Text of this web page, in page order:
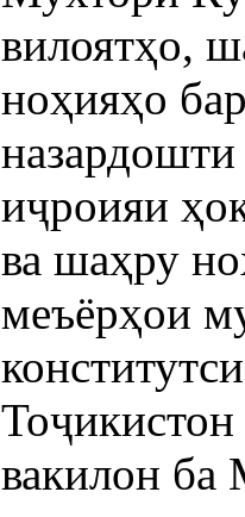
вилоятҳо,
ноҳияҳо
иҷроияи
ва шаҳру
меъёрҳои
вакилон ба